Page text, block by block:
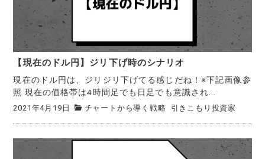
【現在のドル円】ジリ下げ時のシナリオ
現在のドル円は、ジリジリ下げてる感じだね！※下記画像参
照 現在の価格帯は4時間足でも日足でも意識され...
2021年4月19日 チャートから導く戦略 引きこもり投資家